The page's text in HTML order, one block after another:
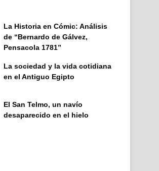
La Historia en Cómic: Análisis
de “Bernardo de Gálvez,
Pensacola 1781”
La sociedad y la vida cotidiana
en el Antiguo Egipto
El San Telmo, un navío
desaparecido en el hielo